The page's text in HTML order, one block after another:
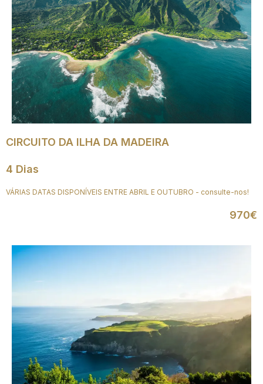
CIRCUITO DA ILHA DA MADEIRA
4 Dias
VÁRIAS DATAS DISPONÍVEIS ENTRE ABRIL E OUTUBRO - consulte-nos!
970€